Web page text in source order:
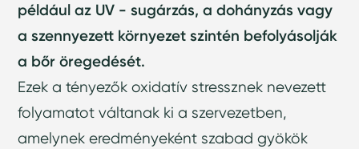
például az UV - sugárzás, a dohányzás vagy
a szennyezett környezet szintén befolyásolják
a bőr öregedését.
Ezek a tényezők oxidatív stressznek nevezett
folyamatot váltanak ki a szervezetben,
amelynek eredményeként szabad gyökök